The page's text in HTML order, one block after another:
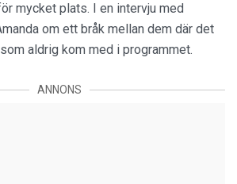
mycket plats. I en intervju med
om ett bråk mellan dem där det
aldrig kom med i programmet.
ANNONS